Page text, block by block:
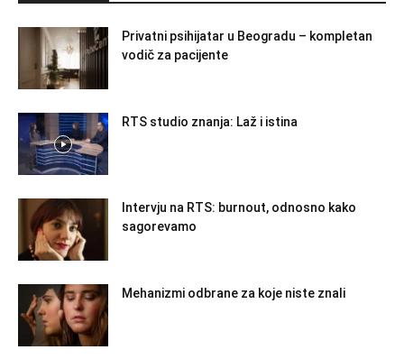
Privatni psihijatar u Beogradu – kompletan
vodič za pacijente
RTS studio znanja: Laž i istina
Intervju na RTS: burnout, odnosno kako
sagorevamo
Mehanizmi odbrane za koje niste znali